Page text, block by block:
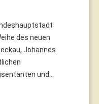
des neuen
Johannes
und...